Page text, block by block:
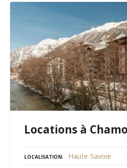
Locations à
LOCALISATION Haute-Savoie